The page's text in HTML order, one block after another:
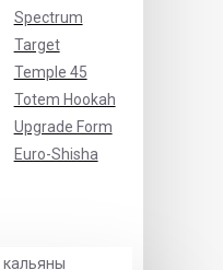
Spectrum
Target
Temple 45
Totem Hookah
Upgrade Form
Еuro-Shisha